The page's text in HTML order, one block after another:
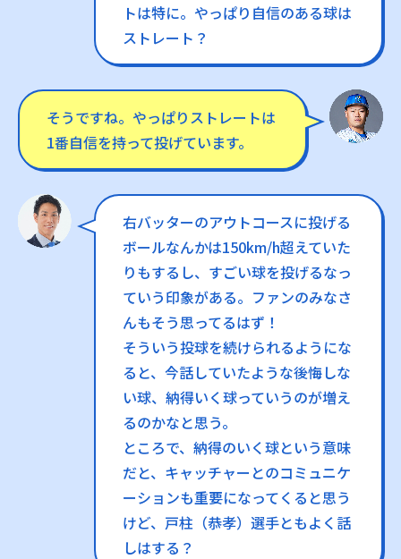
トは特に。やっぱり自信のある球は
ストレート？
そうですね。やっぱりストレートは
1番自信を持って投げています。
右バッターのアウトコースに投げる
ボールなんかは150km/h超えていた
りもするし、すごい球を投げるなっ
ていう印象がある。ファンのみなさ
んもそう思ってるはず！
そういう投球を続けられるようにな
ると、今話していたような後悔しな
い球、納得いく球っていうのが増え
るのかなと思う。
ところで、納得のいく球という意味
だと、キャッチャーとのコミュニケ
ーションも重要になってくると思う
けど、戸柱（恭孝）選手ともよく話
しはする？